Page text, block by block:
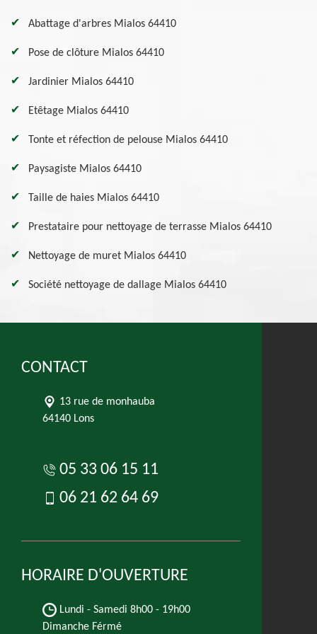
Abattage d'arbres Mialos 64410
Pose de clôture Mialos 64410
Jardinier Mialos 64410
Etêtage Mialos 64410
Tonte et réfection de pelouse Mialos 64410
Paysagiste Mialos 64410
Taille de haies Mialos 64410
Prestataire pour nettoyage de terrasse Mialos 64410
Nettoyage de muret Mialos 64410
Société nettoyage de dallage Mialos 64410
CONTACT
13 rue de monhauba
64140 Lons
05 33 06 15 11
06 21 62 64 69
HORAIRE D'OUVERTURE
Lundi - Samedi 8h00 - 19h00
Dimanche Férmé